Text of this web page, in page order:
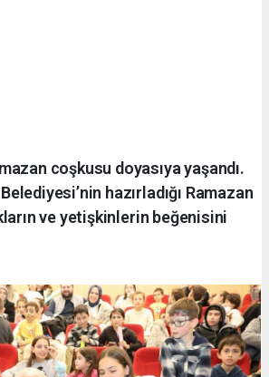
coşkusu doyasıya yaşandı.
hazırladığı Ramazan
ve yetişkinlerin beğenisini